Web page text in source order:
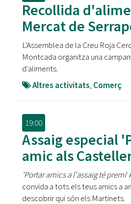
Recollida
Mercat de
L'Assemblea de la Creu Roja
Montcada organitza una
d'aliments.
Altres activitats, Comerç
19:00
Assaig especial
amic als
'Portar amics a l'assaig té premi'
convida a tots els teus amics a
descobrir qui són els Martinets.